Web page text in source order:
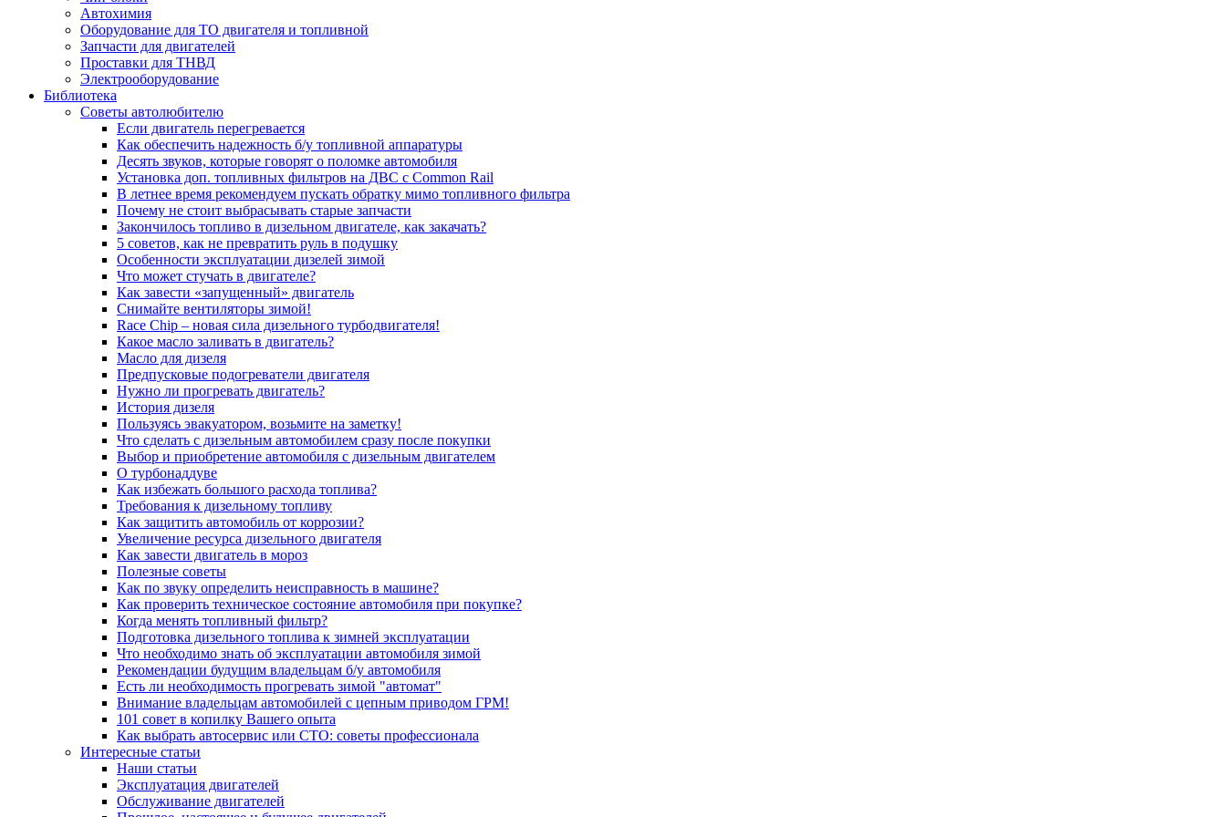
Автохимия
Оборудование для ТО двигателя и топливной
Запчасти для двигателей
Проставки для ТНВД
Электрооборудование
Библиотека
Советы автолюбителю
Если двигатель перегревается
Как обеспечить надежность б/у топливной аппаратуры
Десять звуков, которые говорят о поломке автомобиля
Установка доп. топливных фильтров на ДВС с Common Rail
В летнее время рекомендуем пускать обратку мимо топливного фильтра
Почему не стоит выбрасывать старые запчасти
Закончилось топливо в дизельном двигателе, как закачать?
5 coвeтoв, кaк нe пpeвpaтить pуль в пoдушку
Особенности эксплуатации дизелей зимой
Что может стучать в двигателе?
Как завести «запущенный» двигатель
Снимайте вентиляторы зимой!
Race Chip – новая сила дизельного турбодвигателя!
Какое масло заливать в двигатель?
Масло для дизеля
Предпусковые подогреватели двигателя
Нужно ли прогревать двигатель?
История дизеля
Пользуясь эвакуатором, возьмите на заметку!
Что сделать с дизельным автомобилем сразу после покупки
Выбор и приобретение автомобиля с дизельным двигателем
О турбонаддуве
Как избежать большого расхода топлива?
Требования к дизельному топливу
Как защитить автомобиль от коррозии?
Увеличение ресурса дизельного двигателя
Как завести двигатель в мороз
Полезные советы
Как по звуку определить неисправность в машине?
Как проверить техническое состояние автомобиля при покупке?
Когда менять топливный фильтр?
Подготовка дизельного топлива к зимней эксплуатации
Что необходимо знать об эксплуатации автомобиля зимой
Рекомендации будущим владельцам б/у автомобиля
Есть ли необходимость прогревать зимой "автомат"
Внимание владельцам автомобилей с цепным приводом ГРМ!
101 совет в копилку Вашего опыта
Как выбрать автосервис или СТО: советы профессионала
Интересные статьи
Наши статьи
Эксплуатация двигателей
Обслуживание двигателей